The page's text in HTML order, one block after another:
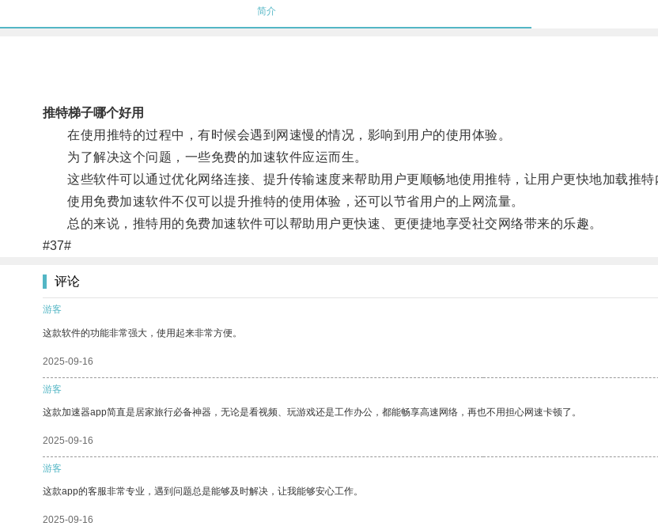
简介
推特梯子哪个好用
在使用推特的过程中，有时候会遇到网速慢的情况，影响到用户的使用体验。
为了解决这个问题，一些免费的加速软件应运而生。
这些软件可以通过优化网络连接、提升传输速度来帮助用户更顺畅地使用推特，让用户更快地加载推特
使用免费加速软件不仅可以提升推特的使用体验，还可以节省用户的上网流量。
总的来说，推特用的免费加速软件可以帮助用户更快速、更便捷地享受社交网络带来的乐趣。
#37#
评论
游客
这款软件的功能非常强大，使用起来非常方便。
2025-09-16
游客
这款加速器app简直是居家旅行必备神器，无论是看视频、玩游戏还是工作办公，都能畅享高速网络，再也不用担心网速卡顿了。
2025-09-16
游客
这款app的客服非常专业，遇到问题总是能够及时解决，让我能够安心工作。
2025-09-16